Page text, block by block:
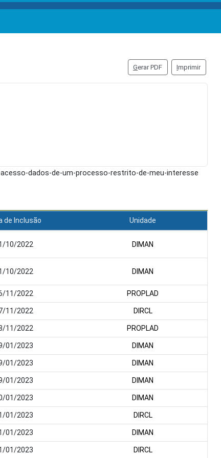
Gerar PDF Imprimir
dados-de-um-processo-restrito-de-meu-interesse
de Inclusão Unidade
10/2022 DIMAN
10/2022 DIMAN
11/2022 PROPLAD
11/2022 DIRCL
11/2022 PROPLAD
01/2023 DIMAN
01/2023 DIMAN
01/2023 DIMAN
01/2023 DIMAN
01/2023 DIRCL
01/2023 DIMAN
01/2023 DIRCL